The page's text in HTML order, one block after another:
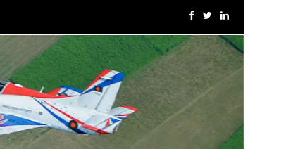
MIST MAVIROV Crowned as Champion at MATE ROV...